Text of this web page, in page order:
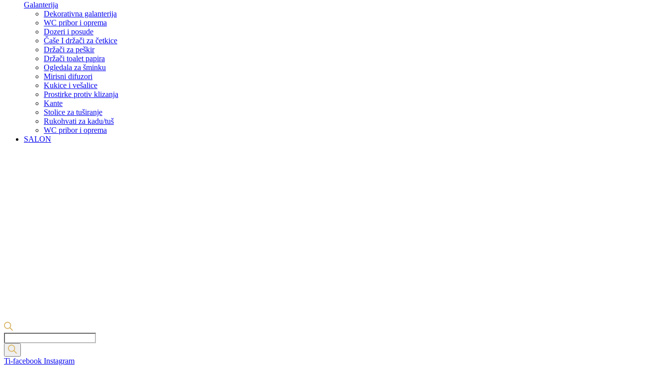
Galanterija
Dekorativna galanterija
WC pribor i oprema
Dozeri i posude
Čaše I držači za četkice
Držači za peškir
Držači toalet papira
Ogledala za šminku
Mirisni difuzori
Kukice i vešalice
Prostirke protiv klizanja
Kante
Stolice za tuširanje
Rukohvati za kadu/tuš
WC pribor i oprema
SALON
Products
search
Ti-facebook Instagram